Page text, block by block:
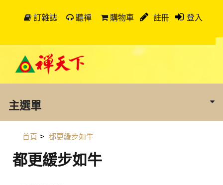
訂雜誌 聽禪 購物車 註冊 登入
主選單
首頁 > 都更緩步如牛
都更緩步如牛